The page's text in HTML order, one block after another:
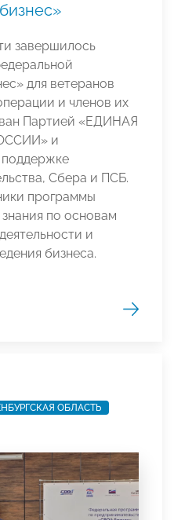
завершилось
для ветеранов
и членов их
Партией «ЕДИНАЯ
и
Сбера и ПСБ.
программы
по основам
и
бизнеса.
ОБЛАСТЬ